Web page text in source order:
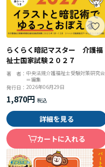
らくらく暗記マスター 介護福
祉士国家試験２０２７
著 者： 中央法規介護福祉士受験対策研究会
＝編集
発行日：2026年06月29日
1,870円
詳細を見る
カートに入れる